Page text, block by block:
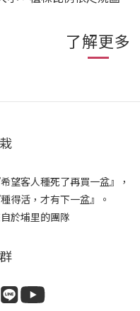
了解更多
望客人種死了再買一盆』，
得活，才有下一盆』。
於埔里的團隊